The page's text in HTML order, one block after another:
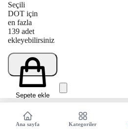
Seçili
DOT için
en fazla
139 adet
ekleyebilirsiniz
Sepete ekle
Ana sayfa Kategoriler